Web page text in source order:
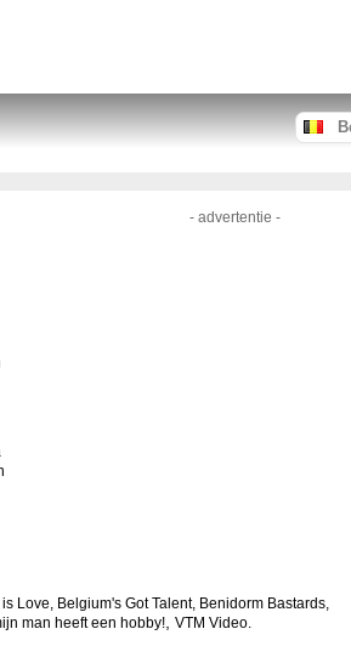
- advertentie -
Love, Belgium's Got Talent, Benidorm Bastards,
man heeft een hobby! VTM Video.